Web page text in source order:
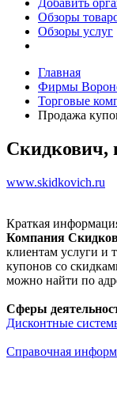
Добавить
Обзоры
Обзоры услуг
Главная
Фирмы
Торговые
Продажа
Скидкович,
www.skidkovich.ru
Краткая
Компания
клиентам услуги и
купонов со
можно найти по
Сферы
Дисконтные
Справочная